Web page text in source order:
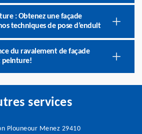
: Obtenez une façade
techniques de pose d’enduit
du ravalement de façade
peinture!
services
Plouneour Menez 29410